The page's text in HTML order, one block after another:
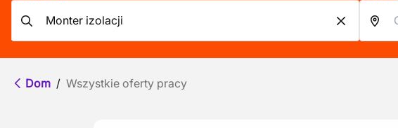
Dom / Wszystkie oferty pracy